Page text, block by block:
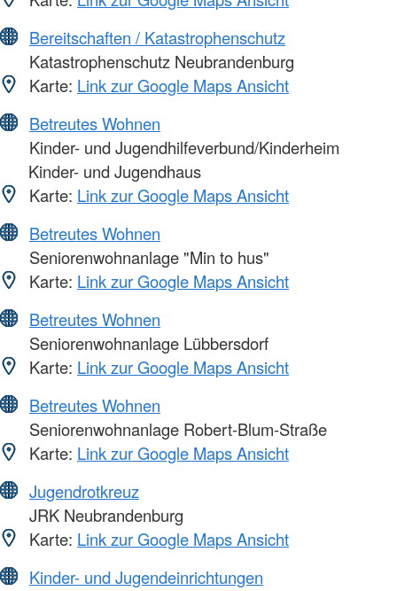
Bereitschaften / Katastrophenschutz
Katastrophenschutz Neubrandenburg
Karte: Link zur Google Maps Ansicht
Betreutes Wohnen
Kinder- und Jugendhilfeverbund/Kinderheim
Kinder- und Jugendhaus
Karte: Link zur Google Maps Ansicht
Betreutes Wohnen
Seniorenwohnanlage "Min to hus"
Karte: Link zur Google Maps Ansicht
Betreutes Wohnen
Seniorenwohnanlage Lübbersdorf
Karte: Link zur Google Maps Ansicht
Betreutes Wohnen
Seniorenwohnanlage Robert-Blum-Straße
Karte: Link zur Google Maps Ansicht
Jugendrotkreuz
JRK Neubrandenburg
Karte: Link zur Google Maps Ansicht
Kinder- und Jugendeinrichtungen